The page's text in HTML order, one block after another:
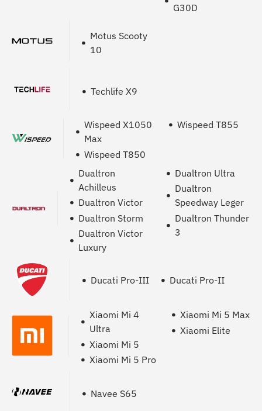
G30D
Motus Scooty
10
Techlife X9
Wispeed X1050
Max
Wispeed T850
Wispeed T855
Dualtron
Achilleus
Dualtron Victor
Dualtron Storm
Dualtron Victor
Luxury
Dualtron Ultra
Dualtron
Speedway Leger
Dualtron Thunder
3
Ducati Pro-III Ducati Pro-II
Xiaomi Mi 4
Ultra
Xiaomi Mi 5
Xiaomi Mi 5 Pro
Xiaomi Mi 5 Max
Xiaomi Elite
Navee S65